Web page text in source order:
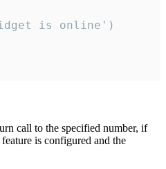
is online')
call to the specified number, if
is configured and the